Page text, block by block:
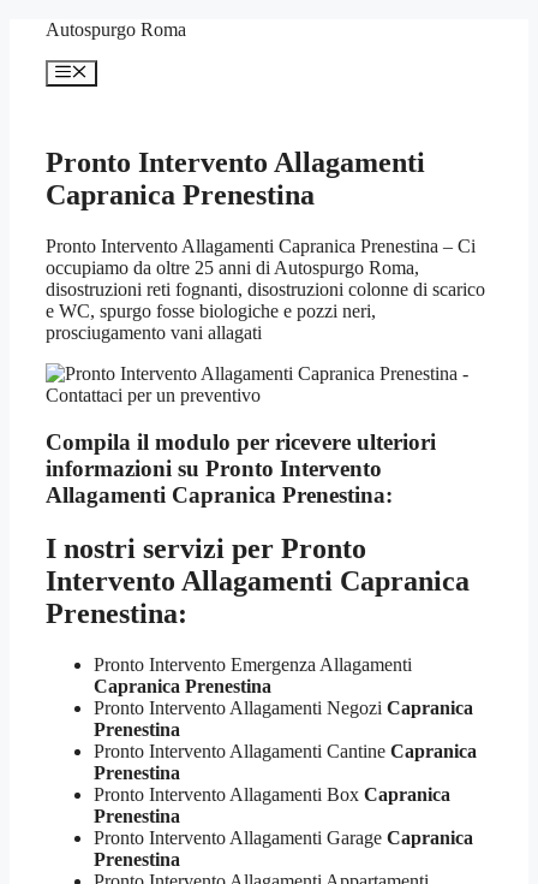
contenuto
Autospurgo Roma
Menu
Pronto Intervento Allagamenti
Capranica Prenestina
Pronto Intervento Allagamenti Capranica Prenestina – Ci
occupiamo da oltre 25 anni di Autospurgo Roma,
disostruzioni reti fognanti, disostruzioni colonne di scarico
e WC, spurgo fosse biologiche e pozzi neri,
prosciugamento vani allagati
Compila il modulo per ricevere ulteriori
informazioni su Pronto Intervento
Allagamenti Capranica Prenestina:
I nostri servizi per Pronto
Intervento Allagamenti Capranica
Prenestina:
Pronto Intervento Emergenza Allagamenti
Capranica Prenestina
Pronto Intervento Allagamenti Negozi Capranica
Prenestina
Pronto Intervento Allagamenti Cantine Capranica
Prenestina
Pronto Intervento Allagamenti Box Capranica
Prenestina
Pronto Intervento Allagamenti Garage Capranica
Prenestina